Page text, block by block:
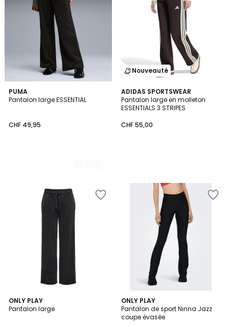
PUMA
Pantalon large ESSENTIAL
CHF 49,95
3
Couleurs
Nouveauté
ADIDAS SPORTSWEAR
Pantalon large en molleton
ESSENTIALS 3 STRIPES
CHF 55,00
ONLY PLAY
Pantalon large
5
/
ONLY PLAY
Pantalon de sport Ninna Jazz
coupe évasée
4,5
/ 5